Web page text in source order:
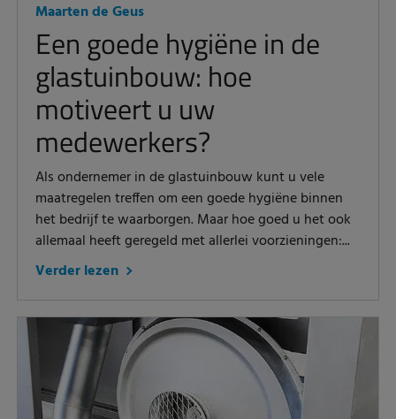
Maarten de Geus
Een goede hygiëne in de
glastuinbouw: hoe
motiveert u uw
medewerkers?
Als ondernemer in de glastuinbouw kunt u vele
maatregelen treffen om een goede hygiëne binnen
het bedrijf te waarborgen. Maar hoe goed u het ook
allemaal heeft geregeld met allerlei voorzieningen:...
Verder lezen